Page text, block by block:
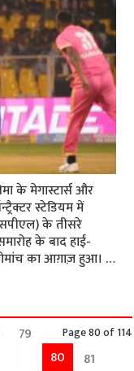
के मेगास्टार्स और
स्टेडियम में
के तीसरे
के बाद हाई-
का आग़ाज़ हुआ। …
Page 80 of 114
79
80
81